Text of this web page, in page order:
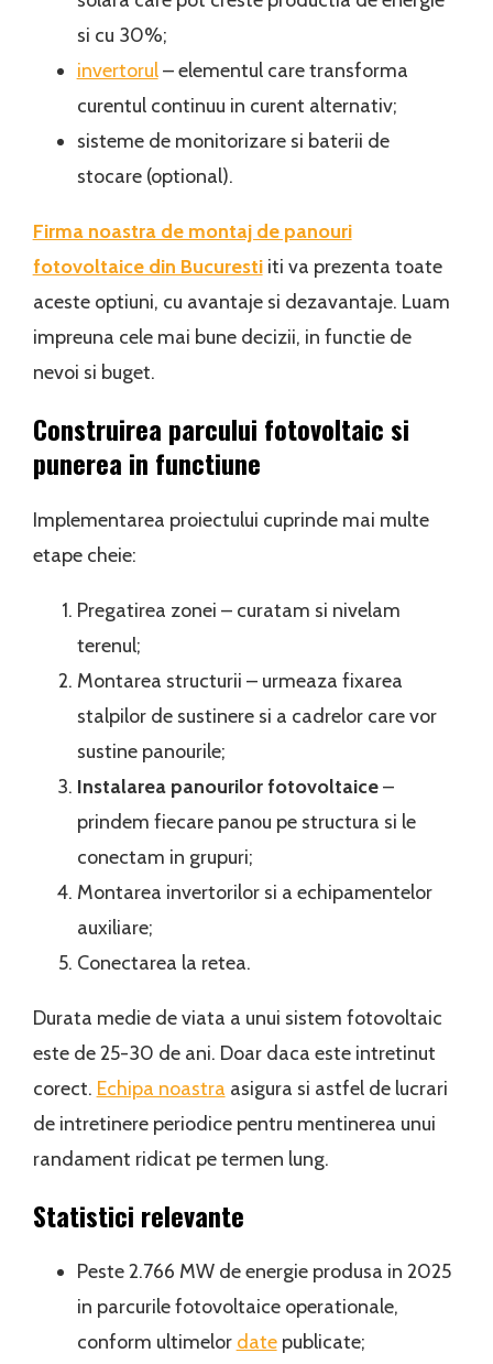
si cu 30%;
invertorul– elementul care transforma
curentul continuu in curent alternativ;
sisteme de monitorizare si baterii de
stocare (optional).
Firma noastra de montaj de panouri
fotovoltaice din Bucurestiiti va prezenta toate
aceste optiuni, cu avantaje si dezavantaje. Luam
impreuna cele mai bune decizii, in functie de
nevoi si buget.
Construirea parcului fotovoltaic si
punerea in functiune
Implementarea proiectului cuprinde mai multe
etape cheie:
Pregatirea zonei – curatam si nivelam
terenul;
Montarea structurii – urmeaza fixarea
stalpilor de sustinere si a cadrelor care vor
sustine panourile;
Instalarea panourilor fotovoltaice–
prindem fiecare panou pe structura si le
conectam in grupuri;
Montarea invertorilor si a echipamentelor
auxiliare;
Conectarea la retea.
Durata medie de viata a unui sistem fotovoltaic
este de 25-30 de ani. Doar daca este intretinut
corect. Echipa noastra asigura si astfel de lucrari
de intretinere periodice pentru mentinerea unui
randament ridicat pe termen lung.
Statistici relevante
Peste 2.766 MW de energie produsa in 2025
in parcurile fotovoltaice operationale,
conform ultimelor datepublicate;